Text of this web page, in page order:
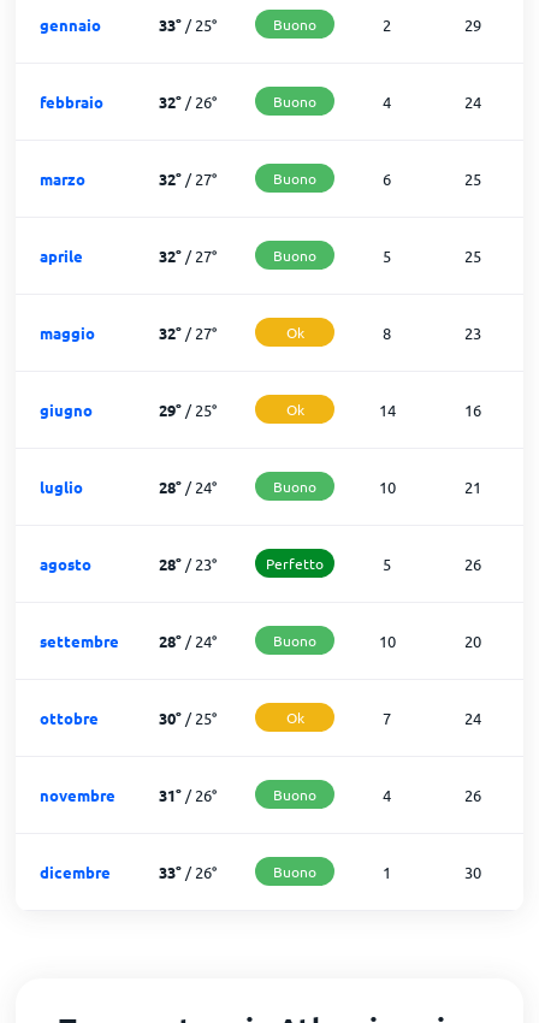
gennaio 33°/25° Buono 2 29
febbraio 32°/26° Buono 4 24
marzo 32°/27° Buono 6 25
aprile 32°/27° Buono 5 25
maggio 32°/27° Ok 8 23
giugno 29°/25° Ok 14 16
luglio 28°/24° Buono 10 21
agosto 28°/23° Perfetto 5 26
settembre 28°/24° Buono 10 20
ottobre 30°/25° Ok 7 24
novembre 31°/26° Buono 4 26
dicembre 33°/26° Buono 1 30